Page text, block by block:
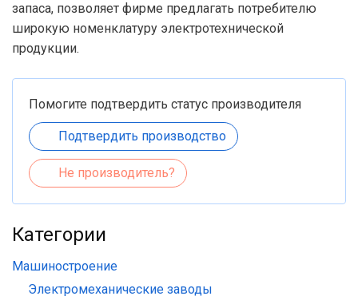
запаса, позволяет фирме предлагать потребителю
широкую номенклатуру электротехнической
продукции.
Помогите подтвердить статус производителя
Подтвердить производство
Не производитель?
Категории
Машиностроение
Электромеханические заводы